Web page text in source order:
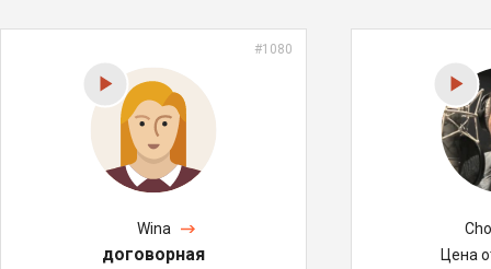
#1080
Wina
договорная
Цена